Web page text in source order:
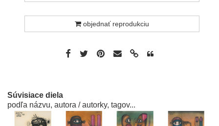
objednať reprodukciu
Súvisiace diela
podľa názvu, autora / autorky, tagov...